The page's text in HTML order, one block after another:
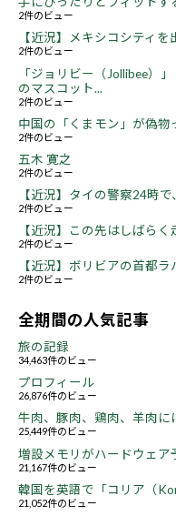
2件のビュー
【近況】メキシコシティを
2件のビュー
「ジョリビー（Jollibee）
のマスコット...
2件のビュー
中国の「くまモン」が偽物
2件のビュー
五木 寛之
2件のビュー
【近況】タイの警察24時
2件のビュー
【近況】この先はしばら
2件のビュー
【近況】ボリビアの首都ラ
2件のビュー
全期間の人気記事
旅の記録
34,463件のビュー
プロフィール
26,876件のビュー
牛肉、豚肉、鶏肉、羊肉に
25,449件のビュー
増設メモリがハードウェア
21,167件のビュー
韓国を英語で「コリア（
21,052件のビュー